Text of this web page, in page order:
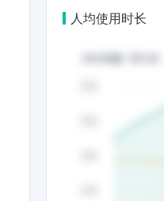
人均使用时长